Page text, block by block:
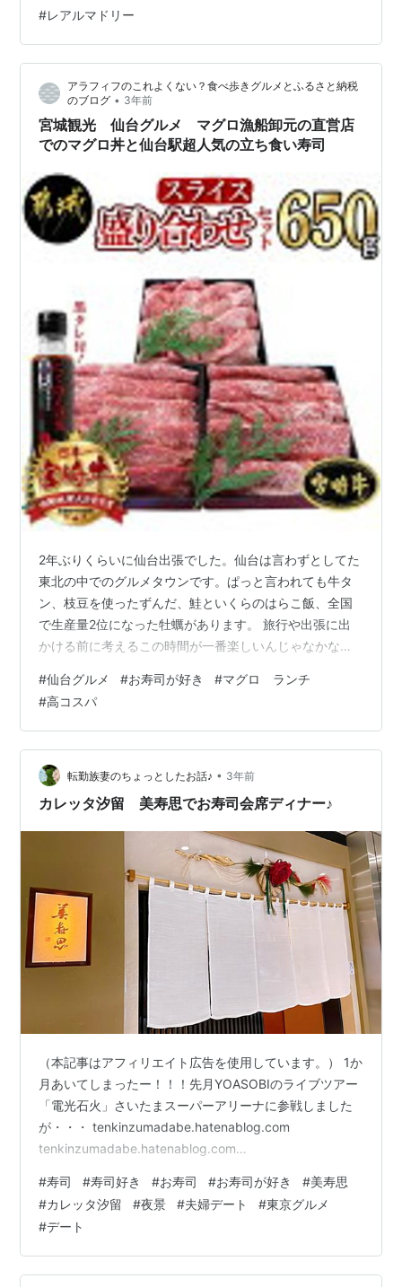
くなってるっぽく 混雑で思ったよりもスムーズには教程
を消化できず もっとも私の場合、年末～初春という 学生
たちと…
#レアルマドリー
アラフィフのこれよくない？食べ歩きグルメとふるさと納税
のブログ • 3年前
宮城観光 仙台グルメ マグロ漁船卸元の直営店
でのマグロ丼と仙台駅超人気の立ち食い寿司
2年ぶりくらいに仙台出張でした。仙台は言わずとしてた
東北の中でのグルメタウンです。ぱっと言われても牛タ
ン、枝豆を使ったずんだ、鮭といくらのはらこ飯、全国
で生産量2位になった牡蠣があります。 旅行や出張に出
かける前に考えるこの時間が一番楽しいんじゃなかなぁ
産地支援品】オホーツク産ホタテ玉冷大(1kg)｜ホタテ ほ
たて 帆立 貝柱 貝 冷凍 1kg 1000g 特大 大粒 大玉 大きい
刺身 バター焼き 魚介類 魚介 海鮮 海鮮食品 グルメ 食品
通販 返礼品価格: 14000 円楽天で詳細を見る 今回仕事の
合間が少しできたので、まだ行った…
#仙台グルメ #お寿司が好き #マグロ ランチ
#高コスパ
転勤族妻のちょっとしたお話♪ • 3年前
カレッタ汐留 美寿思でお寿司会席ディナー♪
（本記事はアフィリエイト広告を使用しています。） 1か
月あいてしまったー！！！先月YOASOBIのライブツアー
「電光石火」さいたまスーパーアリーナに参戦しました
が・・・ tenkinzumadabe.hatenablog.com
tenkinzumadabe.hatenablog.com
ったり、都内に泊まったり・・・♪ 都内に泊まった際のデ
ィナーは、夫セレクトでこちらに・・・♪私がお寿司好き
なのでお寿司のお店にしてくれたみたい(^^) 美寿司 カレ
ッタ汐留 【住所】〒105-0021 東京都港区東新橋1丁目
8−1 …
#寿司 #寿司好き #お寿司 #お寿司が好き #美寿思
#カレッタ汐留 #夜景 #夫婦デート #東京グルメ
#デート